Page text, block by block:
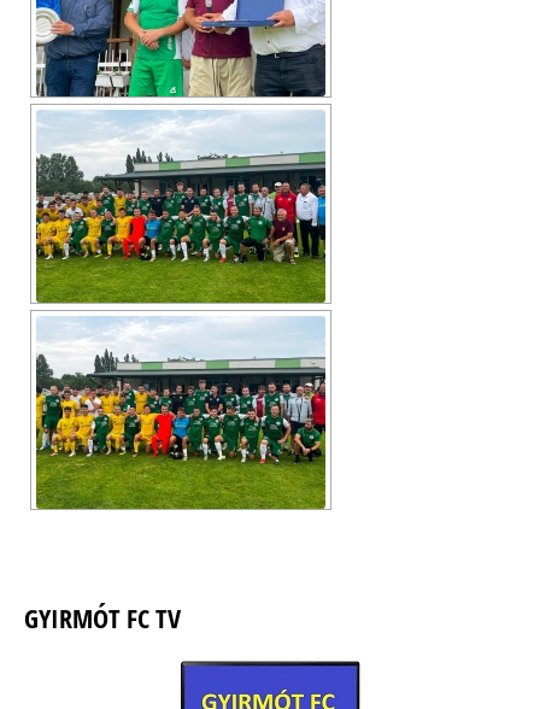
GYIRMÓT FC TV